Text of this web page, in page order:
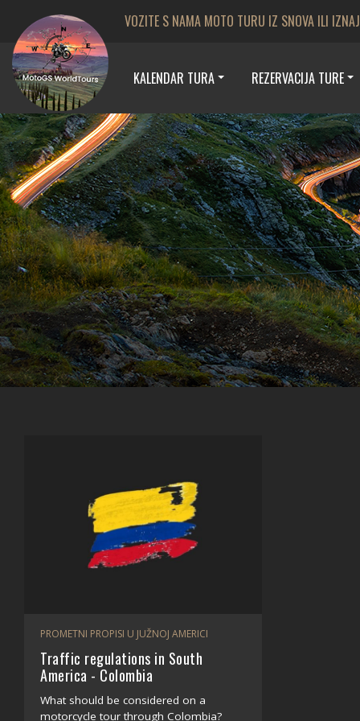
VOZITE S NAMA MOTO TURU IZ SNOVA ILI
KALENDAR TURA REZERVACIJA TURE
PROMETNI PROPISI U JUŽNOJ AMERICI
Traffic regulations in South
America - Colombia
What should be considered on a
motorcycle tour through Colombia?